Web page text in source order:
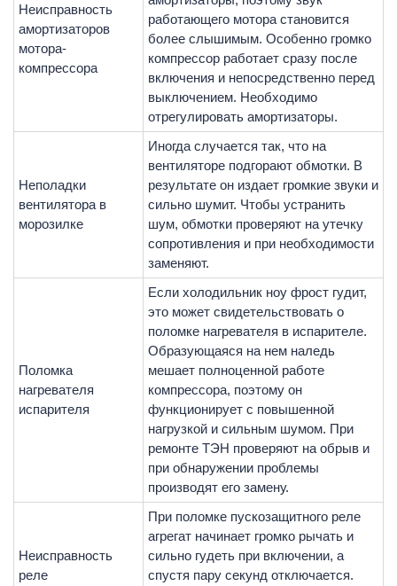
Неисправность
амортизаторов
мотора-
компрессора
работающего мотора становится
более слышимым. Особенно громко
компрессор работает сразу после
включения и непосредственно перед
выключением. Необходимо
отрегулировать амортизаторы.
Неполадки
вентилятора в
морозилке
Иногда случается так, что на
вентиляторе подгорают обмотки. В
результате он издает громкие звуки и
сильно шумит. Чтобы устранить
шум, обмотки проверяют на утечку
сопротивления и при необходимости
заменяют.
Поломка
нагревателя
испарителя
Если холодильник ноу фрост гудит,
это может свидетельствовать о
поломке нагревателя в испарителе.
Образующаяся на нем наледь
мешает полноценной работе
компрессора, поэтому он
функционирует с повышенной
нагрузкой и сильным шумом. При
ремонте ТЭН проверяют на обрыв и
при обнаружении проблемы
производят его замену.
Неисправность
реле
При поломке пускозащитного реле
агрегат начинает громко рычать и
сильно гудеть при включении, а
спустя пару секунд отключается.